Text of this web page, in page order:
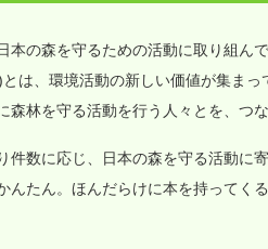
本の森を守るための活動に取り組ん
は、環境活動の新しい価値が集ま
森林を守る活動を行う人々とを、つ
件数に応じ、日本の森を守る活動に
んたん。ほんだらけに本を持ってく